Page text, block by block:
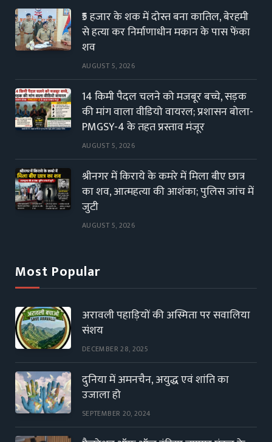
₹5 हजार के शक में दोस्त बना कातिल, बेरहमी
से हत्या कर निर्माणाधीन मकान के पास फेंका
शव
AUGUST 5, 2026
14 किमी पैदल चलने को मजबूर बच्चे, सड़क
की मांग वाला वीडियो वायरल; प्रशासन बोला-
PMGSY-4 के तहत प्रस्ताव मंजूर
AUGUST 5, 2026
श्रीनगर में किराये के कमरे में मिला बीए छात्र
का शव, आत्महत्या की आशंका; पुलिस जांच में
जुटी
AUGUST 5, 2026
Most Popular
अरावली पहाड़ियों की अस्मिता पर सवालिया
संशय
DECEMBER 28, 2025
दुनिया में अमनचैन, अयुद्ध एवं शांति का
उजाला हो
SEPTEMBER 20, 2024